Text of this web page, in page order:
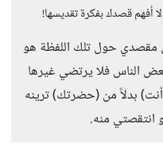
أفهم قصدك بفكرة تقديسها!
مقصدي حول تلك اللفظة هو
الناس فلا يرتضي غيرها
بدلاً من (حضرتك) ترينه
انتقصتي منه.